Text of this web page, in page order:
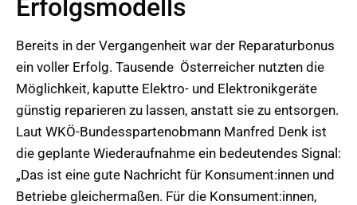
Erfolgsmodells
Bereits in der Vergangenheit war der Reparaturbonus
ein voller Erfolg. Tausende Österreicher nutzten die
Möglichkeit, kaputte Elektro- und Elektronikgeräte
günstig reparieren zu lassen, anstatt sie zu entsorgen.
Laut WKÖ-Bundesspartenobmann Manfred Denk ist
die geplante Wiederaufnahme ein bedeutendes Signal:
„Das ist eine gute Nachricht für Konsument:innen und
Betriebe gleichermaßen. Für die Konsument:innen,